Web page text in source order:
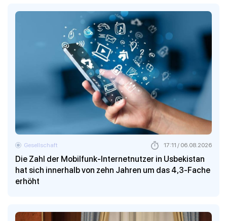
Die Zahl der Mobilfunk-Internetnutzer in Usbekistan
hat sich innerhalb von zehn Jahren um das 4,3-Fache
erhöht
Gesellschaft 17:11 / 06.08.2026